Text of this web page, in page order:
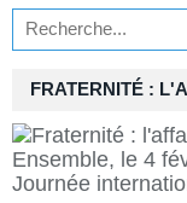
FRATERNITÉ :
Ensemble, le 4
Journée